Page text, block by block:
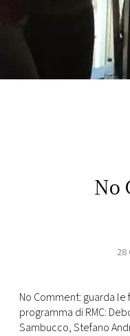
CONCORSI
RMC
CONSIGLIA
No
28
No Comment: guarda
programma di RMC:
Sambucco, Stefano